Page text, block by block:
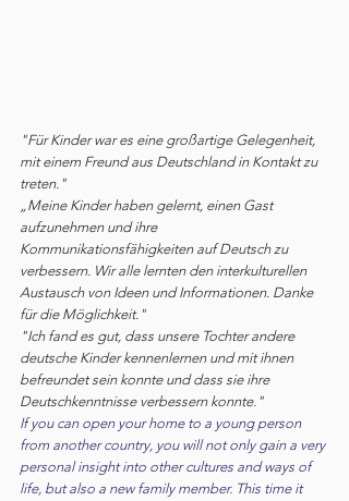
"Für Kinder war es eine großartige Gelegenheit,
mit einem Freund aus Deutschland in Kontakt zu
treten."
„Meine Kinder haben gelernt, einen Gast
aufzunehmen und ihre
Kommunikationsfähigkeiten auf Deutsch zu
verbessern. Wir alle lernten den interkulturellen
Austausch von Ideen und Informationen. Danke
für die Möglichkeit."
"Ich fand es gut, dass unsere Tochter andere
deutsche Kinder kennenlernen und mit ihnen
befreundet sein konnte und dass sie ihre
Deutschkenntnisse verbessern konnte."
If you can open your home to a young person
from another country, you will not only gain a very
personal insight into other cultures and ways of
life, but also a new family member. This time it